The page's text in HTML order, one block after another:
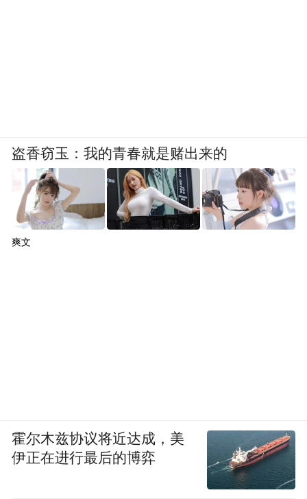
盗香窃玉：我的青春就是赌出来的
爽文
霍尔木兹协议将近达成，美
伊正在进行最后的博弈